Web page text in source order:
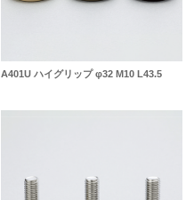
A401U ハイグリップ φ32 M10 L43.5